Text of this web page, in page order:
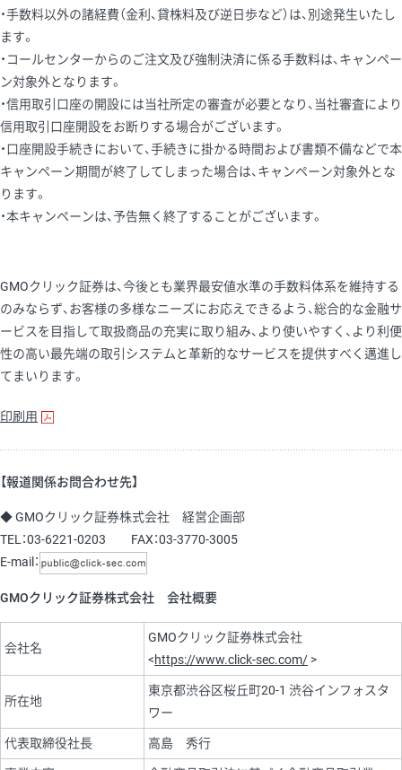
・手数料以外の諸経費（金利、貸株料及び逆日歩など）は、別途発生いたし
ます。
・コールセンターからのご注文及び強制決済に係る手数料は、キャンペー
ン対象外となります。
・信用取引口座の開設には当社所定の審査が必要となり、当社審査により
信用取引口座開設をお断りする場合がございます。
・口座開設手続きにおいて、手続きに掛かる時間および書類不備などで本
キャンペーン期間が終了してしまった場合は、キャンペーン対象外とな
ります。
・本キャンペーンは、予告無く終了することがございます。
GMOクリック証券は、今後とも業界最安値水準の手数料体系を維持する
のみならず、お客様の多様なニーズにお応えできるよう、総合的な金融サ
ービスを目指して取扱商品の充実に取り組み、より使いやすく、より利便
性の高い最先端の取引システムと革新的なサービスを提供すべく邁進し
てまいります。
印刷用
【報道関係お問合わせ先】
◆ GMOクリック証券株式会社 経営企画部
TEL：03-6221-0203 FAX：03-3770-3005
E-mail：
GMOクリック証券株式会社 会社概要
会社名
GMOクリック証券株式会社
<https://www.click-sec.com/ >
所在地
東京都渋谷区桜丘町20-1 渋谷インフォスタ
ワー
代表取締役社長 高島 秀行